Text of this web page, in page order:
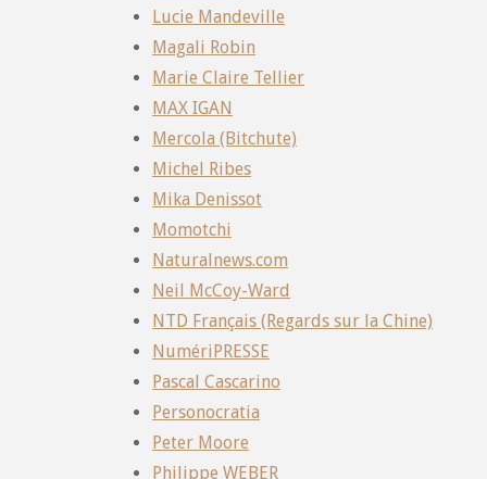
Lucie Mandeville
Magali Robin
Marie Claire Tellier
MAX IGAN
Mercola (Bitchute)
Michel Ribes
Mika Denissot
Momotchi
Naturalnews.com
Neil McCoy-Ward
NTD Français (Regards sur la Chine)
NumériPRESSE
Pascal Cascarino
Personocratia
Peter Moore
Philippe WEBER